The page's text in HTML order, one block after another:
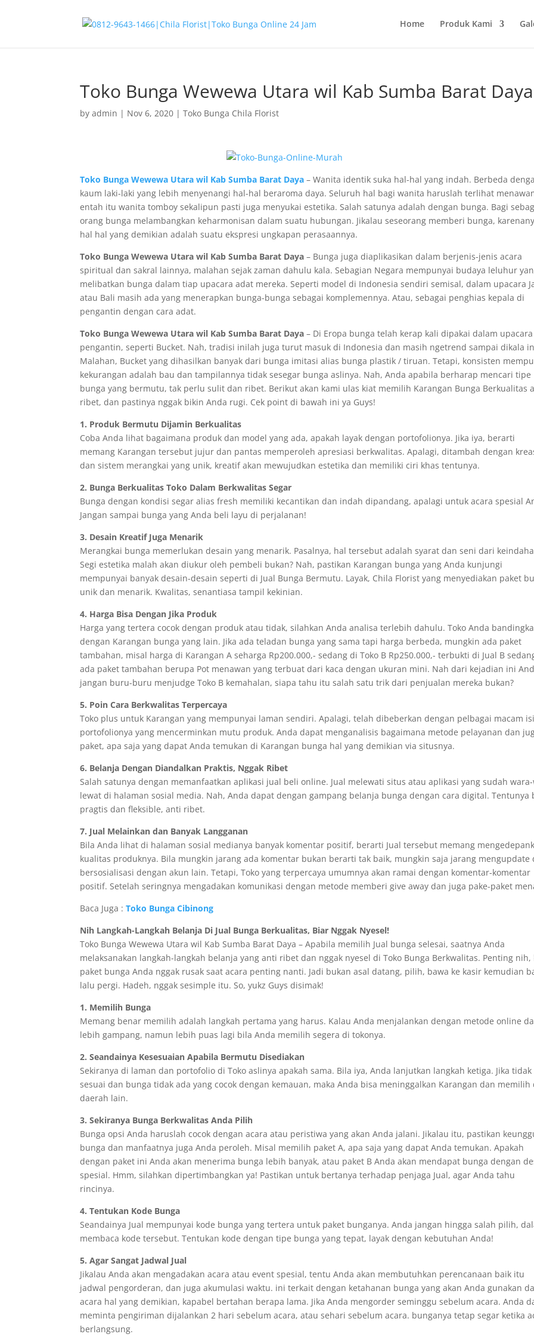
Home Produk Kami
Toko Bunga Wewewa Utara wil Kab Sumba Barat Daya
byadmin | Nov 6, 2020 |Toko Bunga Chila Florist
Toko Bunga Wewewa Utara wil Kab Sumba Barat Daya – Wanita identik suka hal-hal yang indah. Berbeda
kaum laki-laki yang lebih menyenangi hal-hal beraroma daya. Seluruh hal bagi wanita haruslah terlihat
entah itu wanita tomboy sekalipun pasti juga menyukai estetika. Salah satunya adalah dengan bunga. Bagi
orang bunga melambangkan keharmonisan dalam suatu hubungan. Jikalau seseorang memberi bunga,
hal hal yang demikian adalah suatu ekspresi ungkapan perasaannya.
Toko Bunga Wewewa Utara wil Kab Sumba Barat Daya – Bunga juga diaplikasikan dalam berjenis-jenis acara
spiritual dan sakral lainnya, malahan sejak zaman dahulu kala. Sebagian Negara mempunyai budaya leluhur
melibatkan bunga dalam tiap upacara adat mereka. Seperti model di Indonesia sendiri semisal, dalam upacara
atau Bali masih ada yang menerapkan bunga-bunga sebagai komplemennya. Atau, sebagai penghias kepala di
pengantin dengan cara adat.
Toko Bunga Wewewa Utara wil Kab Sumba Barat Daya – Di Eropa bunga telah kerap kali dipakai dalam upacara
pengantin, seperti Bucket. Nah, tradisi inilah juga turut masuk di Indonesia dan masih ngetrend sampai dikala
Malahan, Bucket yang dihasilkan banyak dari bunga imitasi alias bunga plastik / tiruan. Tetapi, konsisten
kekurangan adalah bau dan tampilannya tidak sesegar bunga aslinya. Nah, Anda apabila berharap mencari tipe
bunga yang bermutu, tak perlu sulit dan ribet. Berikut akan kami ulas kiat memilih Karangan Bunga Berkualitas
ribet, dan pastinya nggak bikin Anda rugi. Cek point di bawah ini ya Guys!
1. Produk Bermutu Dijamin Berkualitas
Coba Anda lihat bagaimana produk dan model yang ada, apakah layak dengan portofolionya. Jika iya, berarti
memang Karangan tersebut jujur dan pantas memperoleh apresiasi berkwalitas. Apalagi, ditambah dengan
dan sistem merangkai yang unik, kreatif akan mewujudkan estetika dan memiliki ciri khas tentunya.
2. Bunga Berkualitas Toko Dalam Berkwalitas Segar
Bunga dengan kondisi segar alias fresh memiliki kecantikan dan indah dipandang, apalagi untuk acara spesial
Jangan sampai bunga yang Anda beli layu di perjalanan!
3. Desain Kreatif Juga Menarik
Merangkai bunga memerlukan desain yang menarik. Pasalnya, hal tersebut adalah syarat dan seni dari
Segi estetika malah akan diukur oleh pembeli bukan? Nah, pastikan Karangan bunga yang Anda kunjungi
mempunyai banyak desain-desain seperti di Jual Bunga Bermutu. Layak, Chila Florist yang menyediakan paket
unik dan menarik. Kwalitas, senantiasa tampil kekinian.
4. Harga Bisa Dengan Jika Produk
Harga yang tertera cocok dengan produk atau tidak, silahkan Anda analisa terlebih dahulu. Toko Anda
dengan Karangan bunga yang lain. Jika ada teladan bunga yang sama tapi harga berbeda, mungkin ada paket
tambahan, misal harga di Karangan A seharga Rp200.000,- sedang di Toko B Rp250.000,- terbukti di Jual B
ada paket tambahan berupa Pot menawan yang terbuat dari kaca dengan ukuran mini. Nah dari kejadian ini
jangan buru-buru menjudge Toko B kemahalan, siapa tahu itu salah satu trik dari penjualan mereka bukan?
5. Poin Cara Berkwalitas Terpercaya
Toko plus untuk Karangan yang mempunyai laman sendiri. Apalagi, telah dibeberkan dengan pelbagai macam isi
portofolionya yang mencerminkan mutu produk. Anda dapat menganalisis bagaimana metode pelayanan dan
paket, apa saja yang dapat Anda temukan di Karangan bunga hal yang demikian via situsnya.
6. Belanja Dengan Diandalkan Praktis, Nggak Ribet
Salah satunya dengan memanfaatkan aplikasi jual beli online. Jual melewati situs atau aplikasi yang sudah
lewat di halaman sosial media. Nah, Anda dapat dengan gampang belanja bunga dengan cara digital. Tentunya
pragtis dan fleksible, anti ribet.
7. Jual Melainkan dan Banyak Langganan
Bila Anda lihat di halaman sosial medianya banyak komentar positif, berarti Jual tersebut memang
kualitas produknya. Bila mungkin jarang ada komentar bukan berarti tak baik, mungkin saja jarang mengupdate
bersosialisasi dengan akun lain. Tetapi, Toko yang terpercaya umumnya akan ramai dengan komentar-komentar
positif. Setelah seringnya mengadakan komunikasi dengan metode memberi give away dan juga pake-paket
Baca Juga :Toko Bunga Cibinong
Nih Langkah-Langkah Belanja Di Jual Bunga Berkualitas, Biar Nggak Nyesel!
Toko Bunga Wewewa Utara wil Kab Sumba Barat Daya – Apabila memilih Jual bunga selesai, saatnya Anda
melaksanakan langkah-langkah belanja yang anti ribet dan nggak nyesel di Toko Bunga Berkwalitas. Penting
paket bunga Anda nggak rusak saat acara penting nanti. Jadi bukan asal datang, pilih, bawa ke kasir kemudian
lalu pergi. Hadeh, nggak sesimple itu. So, yukz Guys disimak!
1. Memilih Bunga
Memang benar memilih adalah langkah pertama yang harus. Kalau Anda menjalankan dengan metode online
lebih gampang, namun lebih puas lagi bila Anda memilih segera di tokonya.
2. Seandainya Kesesuaian Apabila Bermutu Disediakan
Sekiranya di laman dan portofolio di Toko aslinya apakah sama. Bila iya, Anda lanjutkan langkah ketiga. Jika tidak
sesuai dan bunga tidak ada yang cocok dengan kemauan, maka Anda bisa meninggalkan Karangan dan memilih
daerah lain.
3. Sekiranya Bunga Berkwalitas Anda Pilih
Bunga opsi Anda haruslah cocok dengan acara atau peristiwa yang akan Anda jalani. Jikalau itu, pastikan
bunga dan manfaatnya juga Anda peroleh. Misal memilih paket A, apa saja yang dapat Anda temukan. Apakah
dengan paket ini Anda akan menerima bunga lebih banyak, atau paket B Anda akan mendapat bunga dengan
spesial. Hmm, silahkan dipertimbangkan ya! Pastikan untuk bertanya terhadap penjaga Jual, agar Anda tahu
rincinya.
4. Tentukan Kode Bunga
Seandainya Jual mempunyai kode bunga yang tertera untuk paket bunganya. Anda jangan hingga salah pilih,
membaca kode tersebut. Tentukan kode dengan tipe bunga yang tepat, layak dengan kebutuhan Anda!
5. Agar Sangat Jadwal Jual
Jikalau Anda akan mengadakan acara atau event spesial, tentu Anda akan membutuhkan perencanaan baik itu
jadwal pengorderan, dan juga akumulasi waktu. ini terkait dengan ketahanan bunga yang akan Anda gunakan
acara hal yang demikian, kapabel bertahan berapa lama. Jika Anda mengorder seminggu sebelum acara. Anda
meminta pengiriman dijalankan 2 hari sebelum acara, atau sehari sebelum acara. bunganya tetap segar ketika
berlangsung.